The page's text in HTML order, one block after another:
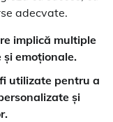
adecvate.
implică multiple
și emoționale.
utilizate pentru a
și